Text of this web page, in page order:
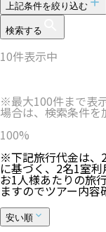
上記条件を絞り込む
検索する
10件表示中
※最大100件まで表
場合は、検索条件を
100%
※下記旅行代金は、
に基づく、2名1室利
お1人様あたりの旅
ますのでツアー内
安い順